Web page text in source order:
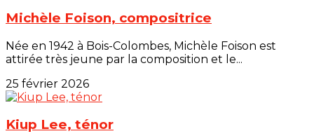
Michèle Foison, compositrice
Née en 1942 à Bois-Colombes, Michèle Foison est
attirée très jeune par la composition et le...
25 février 2026
Kiup Lee, ténor